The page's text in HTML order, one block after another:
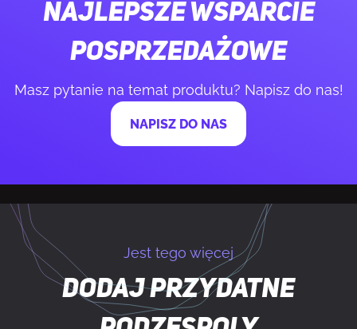
Losowe czytanie 1800000 IOPS
Łącze PCI Express
POZOSTAŁE FUNKCJE
Sekwencyjny odczyt/zapis
Najlepsze wsparcie
posprzedażowe
Masz pytanie na temat produktu? Napisz do nas!
NAPISZ DO NAS
Jest tego więcej
Dodaj przydatne